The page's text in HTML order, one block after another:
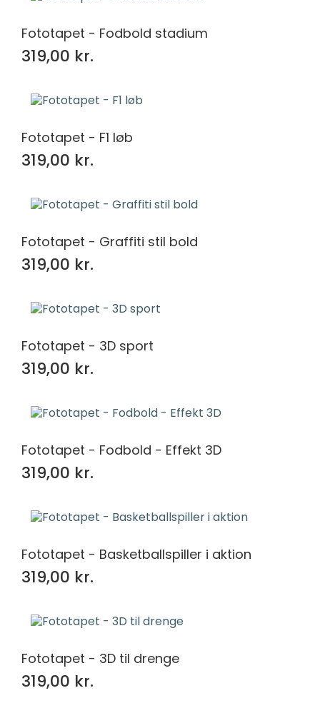
Fototapet - Fodbold stadium
319,00 kr.
Fototapet - F1 løb
319,00 kr.
Fototapet - Graffiti stil bold
319,00 kr.
Fototapet - 3D sport
319,00 kr.
Fototapet - Fodbold - Effekt 3D
319,00 kr.
Fototapet - Basketballspiller i aktion
319,00 kr.
Fototapet - 3D til drenge
319,00 kr.